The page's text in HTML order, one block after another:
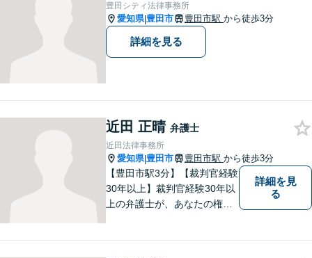
豊田シティ法律事務所
愛知県|豊田市 豊田市駅 から徒歩3分
詳細を見る
近田 正晴 弁護士
近田法律事務所
愛知県|豊田市 豊田市駅 から徒歩3分
【豊田市駅3分】【裁判官経験
30年以上】裁判官経験30年以
上の弁護士が、あなたの権利
詳細を見
る